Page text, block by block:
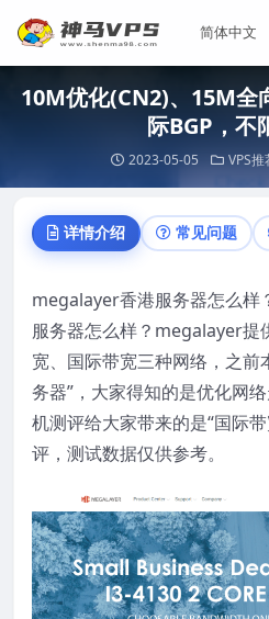
10M优化(CN2)、15M全
际BGP，不
2023-05-05 VPS推
详情介绍 常见问题
megalayer香港服务器怎么
服务器怎么样？megalayer提
宽、国际带宽三种网络，之前
务器”，大家得知的是优化网
机测评给大家带来的是“国际
评，测试数据仅供参考。